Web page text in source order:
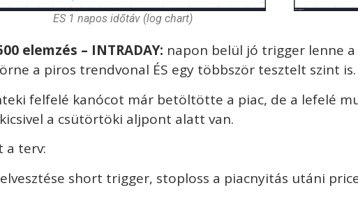
ES 1 napos időtáv (log chart)
elemzés – INTRADAY: napon belül jó trigger lenne a
a piros trendvonal ÉS egy többször tesztelt szint is.
felfelé kanócot már betöltötte a piac, de a lefelé
a csütörtöki aljpont alatt van.
a terv:
elvesztése short trigger, stoploss a piacnyitás utáni